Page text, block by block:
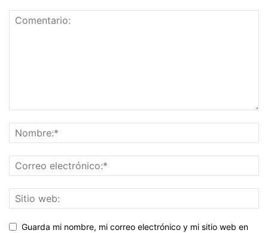
Guarda mi nombre, mi correo electrónico y mi sitio web en